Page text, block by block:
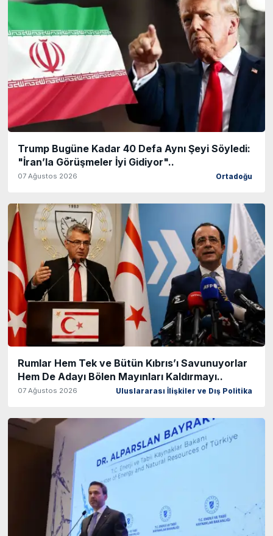
Trump Bugüne Kadar 40 Defa Aynı Şeyi Söyledi:
"İran’la Görüşmeler İyi Gidiyor"..
07 Ağustos 2026 Ortadoğu
Rumlar Hem Tek ve Bütün Kıbrıs’ı Savunuyorlar
Hem De Adayı Bölen Mayınları Kaldırmayı..
07 Ağustos 2026 Uluslararası İlişkiler ve Dış Politika